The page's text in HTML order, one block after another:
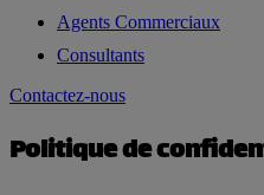
Agents Commerciaux
Consultants
Contactez-nous
Politique de